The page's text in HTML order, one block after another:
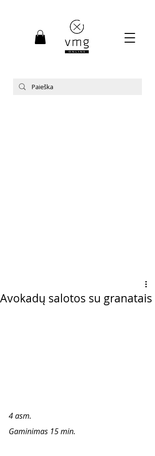
Avokadų salotos su granatais
4 asm.
Gaminimas 15 min.